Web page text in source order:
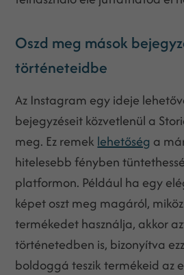
Oszd meg mások
történeteidbe
Az Instagram egy ideje
bejegyzéseit közvetlenül a
meg. Ez remek lehetőség a
hitelesebb fényben
platformon. Például ha egy
képet oszt meg magáról,
termékedet használja, akkor
történetedben is, bizonyítva
boldoggá teszik termékeid az